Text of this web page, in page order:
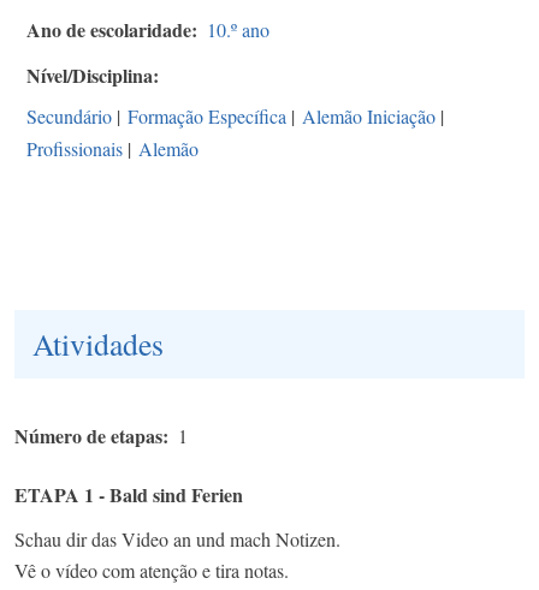
Ano de escolaridade 10.º ano
Nível/Disciplina
Secundário | Formação Específica | Alemão Iniciação |
Profissionais | Alemão
Atividades
Número de etapas 1
ETAPA 1 - Bald sind Ferien
Schau dir das Video an und mach Notizen.
Vê o vídeo com atenção e tira notas.